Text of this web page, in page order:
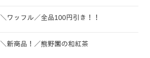
＼ワッフル／全品100円引き！！
＼新商品！／熊野園の和紅茶